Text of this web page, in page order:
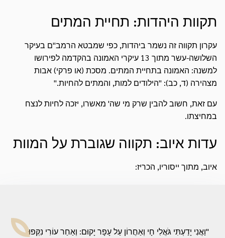
תקוות היהדות: תחיית המתים
עקרון תקווה זה נשמר ביהדות, כפי שמבטא הרמב"ם בעיקר
השלושה-עשר מתוך 13 עיקרי האמונה בהקדמה לפירושו
למשנה: האמונה בתחיית המתים. מסכת (או פרקי) אבות
מצהירה (ד, כב): "הילודים למות, והמתים להחיות."
עם זאת, חשוב להבין שרק מי שה' מאשרו, יזכה לחיות לנצח
במחיצתו.
עדות איוב: תקווה שגוברת על המוות
איוב, מתוך ייסוריו, הכריז:
"וַאֲנִי יָדַעְתִּי גֹּאֲלִי חָי וְאַחֲרוֹן עַל עָפָר יָקוּם: וְאַחַר עוֹרִי נִקְּפוּ